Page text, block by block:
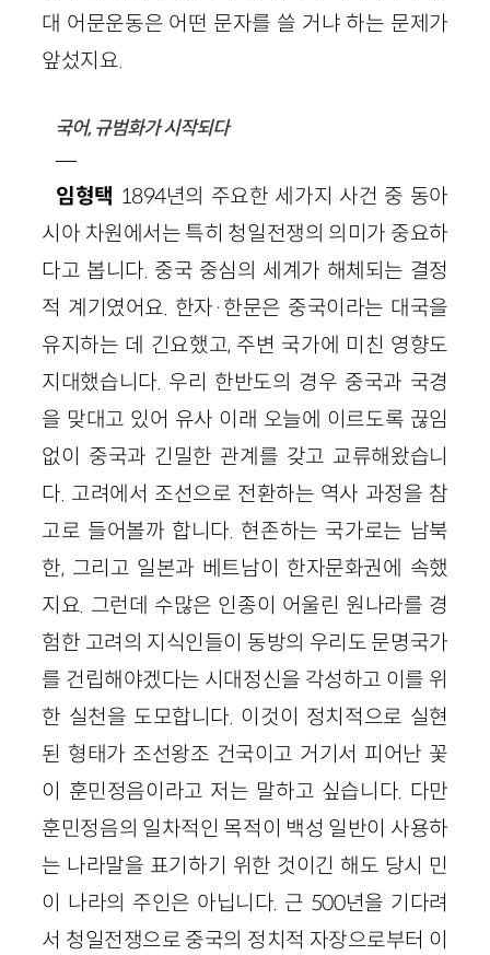
대 어문운동은 어떤 문자를 쓸 거냐 하는 문제가
앞섰지요.
국어, 규범화가 시작되다
—
임형택 1894년의 주요한 세가지 사건 중 동아
시아 차원에서는 특히 청일전쟁의 의미가 중요하
다고 봅니다. 중국 중심의 세계가 해체되는 결정
적 계기였어요. 한자·한문은 중국이라는 대국을
유지하는 데 긴요했고, 주변 국가에 미친 영향도
지대했습니다. 우리 한반도의 경우 중국과 국경
을 맞대고 있어 유사 이래 오늘에 이르도록 끊임
없이 중국과 긴밀한 관계를 갖고 교류해왔습니
다. 고려에서 조선으로 전환하는 역사 과정을 참
고로 들어볼까 합니다. 현존하는 국가로는 남북
한, 그리고 일본과 베트남이 한자문화권에 속했
지요. 그런데 수많은 인종이 어울린 원나라를 경
험한 고려의 지식인들이 동방의 우리도 문명국가
를 건립해야겠다는 시대정신을 각성하고 이를 위
한 실천을 도모합니다. 이것이 정치적으로 실현
된 형태가 조선왕조 건국이고 거기서 피어난 꽃
이 훈민정음이라고 저는 말하고 싶습니다. 다만
훈민정음의 일차적인 목적이 백성 일반이 사용하
는 나라말을 표기하기 위한 것이긴 해도 당시 민
이 나라의 주인은 아닙니다. 근 500년을 기다려
서 청일전쟁으로 중국의 정치적 자장으로부터 이